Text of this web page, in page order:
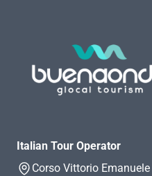
Italian Tour Operator
Corso Vittorio